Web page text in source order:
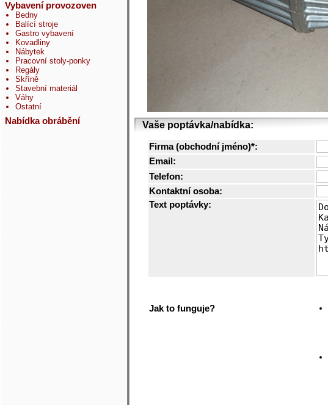
Vybavení provozoven
Bedny
Balící stroje
Gastro vybavení
Kovadliny
Nábytek
Pracovní stoly-ponky
Regály
Skříně
Stavební materiál
Váhy
Ostatní
Nabídka obrábění Vaše poptávka/nabídka:
Firma (obchodní jméno)*:
Email:
Telefon:
Kontaktní osoba:
Text poptávky:
Jak to funguje?